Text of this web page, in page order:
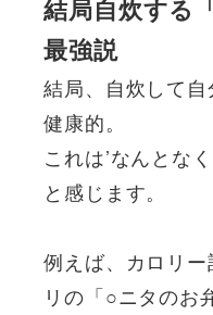
結局自炊する
最強説
結局、自炊して
健康的。
これは’なんとな
と感じます。
例えば、カロリ
リの「○ニタのお